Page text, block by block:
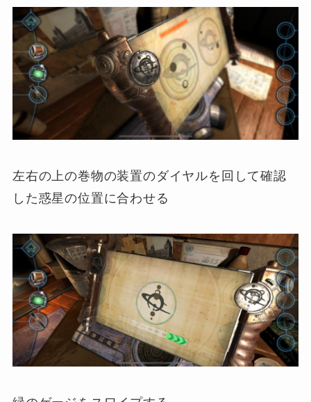
左右の上の巻物の装置のダイヤルを回して確認
した惑星の位置に合わせる